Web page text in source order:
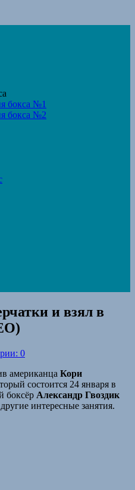
бокса №1
бокса №2
и взял в
0
американца Кори
состоится 24 января в
боксёр Александр Гвоздик
интересные занятия.